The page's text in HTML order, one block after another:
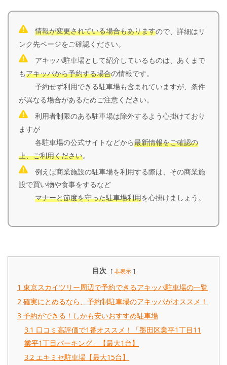
情報が変更されている場合もありますので、詳細はリ
ンク先ページをご確認ください。
アキッパ駐車場として紹介しているものは、あくまで
もアキッパから予約する場合の情報です。
予約せず利用できる駐車場も含まれていますが、条件
が異なる場合があるためご注意ください。
利用者制限のある駐車場は除外するよう心掛けており
ますが
各駐車場の公式サイトなどから最新情報をご確認の
上、ご利用ください。
例えば商業施設の駐車場を利用する際は、その商業施
設で買い物や食事をするなど
マナーと節度を守った駐車場利用を心掛けましょう。
目次 非表示
1 東京スカイツリー周辺で予約できるアキッパ駐車場の一覧
2 確実にとめるなら、予約制駐車場のアキッパがオススメ！
3 予約ができる！しかも安いおすすめ駐車場
3.1 口コミ高評価で1番オススメ！「墨田区業平1丁目11
業平1丁目パーキング」【最大1台】
3.2 エキミセ駐車場【最大15台】